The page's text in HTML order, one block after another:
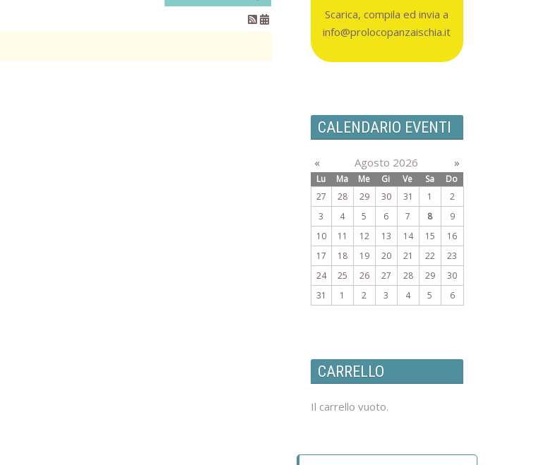
Scarica, compila ed invia a
info@prolocopanzaischia.it
CALENDARIO EVENTI
« Agosto 2026 »
Lu Ma Me Gi Ve Sa
Do
27
28 29 30 31 1
2
3
4 5 6 7 8
9
10
11 12 13 14 15
16
17
18 19 20 21 22
23
24
25 26 27 28 29
30
31
1 2 3 4 5 6
CARRELLO
Il carrello vuoto.